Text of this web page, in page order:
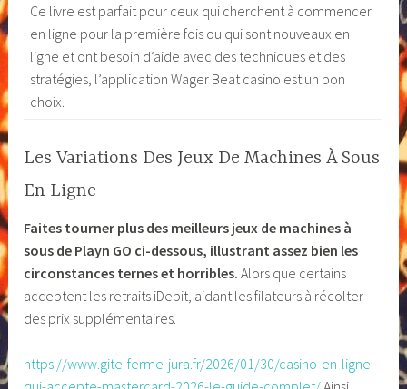
Ce livre est parfait pour ceux qui cherchent à commencer
en ligne pour la première fois ou qui sont nouveaux en
ligne et ont besoin d’aide avec des techniques et des
stratégies, l’application Wager Beat casino est un bon
choix.
Les Variations Des Jeux De Machines À Sous
En Ligne
Faites tourner plus des meilleurs jeux de machines à
sous de Playn GO ci-dessous, illustrant assez bien les
circonstances ternes et horribles.Alors que certains
acceptent les retraits iDebit, aidant les filateurs à récolter
des prix supplémentaires.
https://www.gite-ferme-jura.fr/2026/01/30/casino-en-ligne-